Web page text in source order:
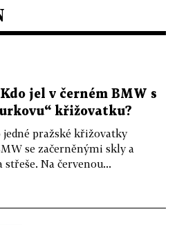
jel v černém BMW s
křižovatku?
jedné pražské křižovatky
se začerněnými skly a
Na červenou...